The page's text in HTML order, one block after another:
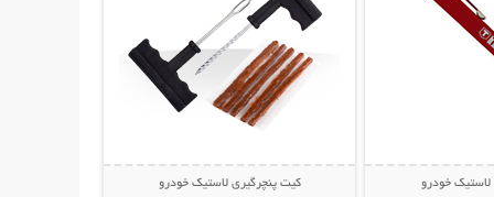
لاستیک خودرو کیت پنچرگیری لاستیک خودرو